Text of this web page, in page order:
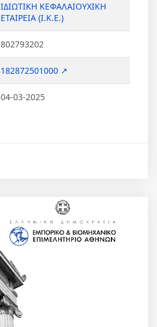
ΙΔΙΩΤΙΚΗ ΚΕΦΑΛΑΙΟΥΧΙΚΗ
ΕΤΑΙΡΕΙΑ (Ι.Κ.Ε.)
802793202
182872501000 ↗
04-03-2025